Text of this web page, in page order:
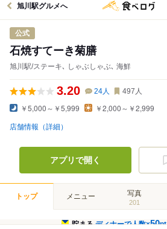
旭川駅グルメへ
公式
石焼すてーき菊膳
旭川駅/ステーキ､ しゃぶしゃぶ､ 海鮮
3.20 24人 497 人
￥5,000～￥5,999 ￥2,000～￥2,999
店舗情報（詳細）
アプリで開く
トップ メニュー 写真
201
貯まるディナーで人数×50pt